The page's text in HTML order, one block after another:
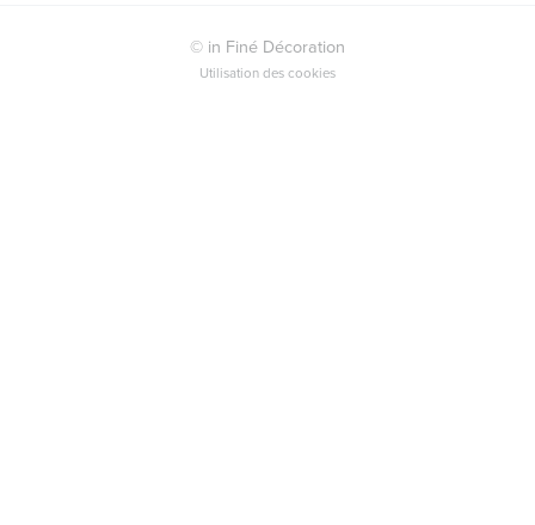
© in Finé Décoration
Utilisation des cookies